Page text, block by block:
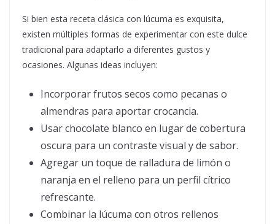
Si bien esta receta clásica con lúcuma es exquisita,
existen múltiples formas de experimentar con este dulce
tradicional para adaptarlo a diferentes gustos y
ocasiones. Algunas ideas incluyen:
Incorporar frutos secos como pecanas o
almendras para aportar crocancia.
Usar chocolate blanco en lugar de cobertura
oscura para un contraste visual y de sabor.
Agregar un toque de ralladura de limón o
naranja en el relleno para un perfil cítrico
refrescante.
Combinar la lúcuma con otros rellenos